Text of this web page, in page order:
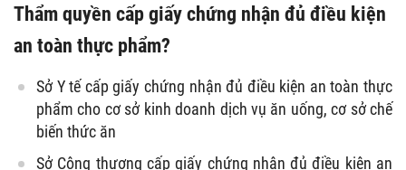
Thẩm quyền cấp giấy chứng nhận đủ điều kiện
an toàn thực phẩm?
Sở Y tế cấp giấy chứng nhận đủ điều kiện an toàn thực
phẩm cho cơ sở kinh doanh dịch vụ ăn uống, cơ sở chế
biến thức ăn
Sở Công thương cấp giấy chứng nhận đủ điều kiện an